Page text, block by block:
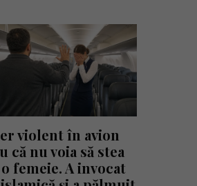
violent în avion
că nu voia să stea
femeie. A invocat